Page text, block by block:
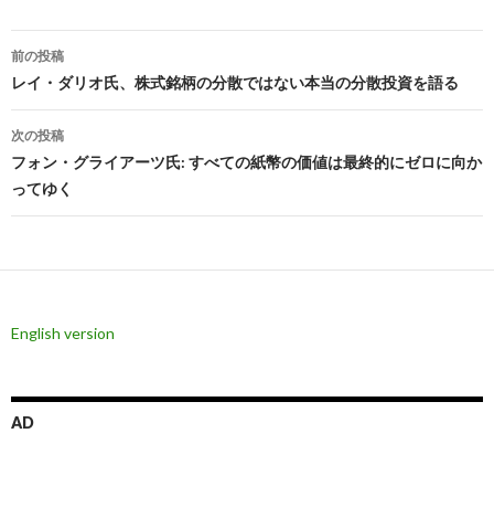
投
稿
ナ
ビ
ゲ
シ
前の投稿
レイ・ダリオ氏、株式銘柄の分散ではない本当の分散投資を語る
次の投稿
フォン・グライアーツ氏: すべての紙幣の価値は最終的にゼロに向か
ってゆく
English version
AD